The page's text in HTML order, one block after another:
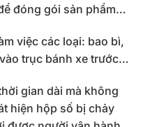
đóng gói sản phẩm…
việc các loại: bao bì,
trục bánh xe trước…
gian dài mà không
hiện hộp số bị chảy